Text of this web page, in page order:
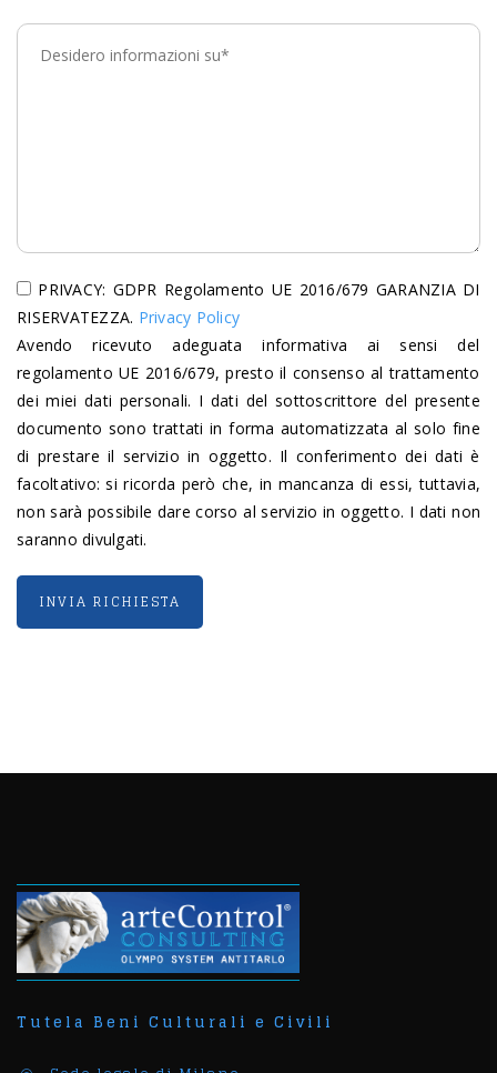
PRIVACY: GDPR Regolamento UE 2016/679 GARANZIA DI
RISERVATEZZA. Privacy Policy
Avendo ricevuto adeguata informativa ai sensi del
regolamento UE 2016/679, presto il consenso al trattamento
dei miei dati personali. I dati del sottoscrittore del presente
documento sono trattati in forma automatizzata al solo fine
di prestare il servizio in oggetto. Il conferimento dei dati è
facoltativo: si ricorda però che, in mancanza di essi, tuttavia,
non sarà possibile dare corso al servizio in oggetto. I dati non
saranno divulgati.
Tutela Beni Culturali e Civili